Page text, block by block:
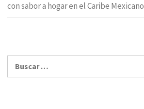
con sabor a hogar en el Caribe Mexicano